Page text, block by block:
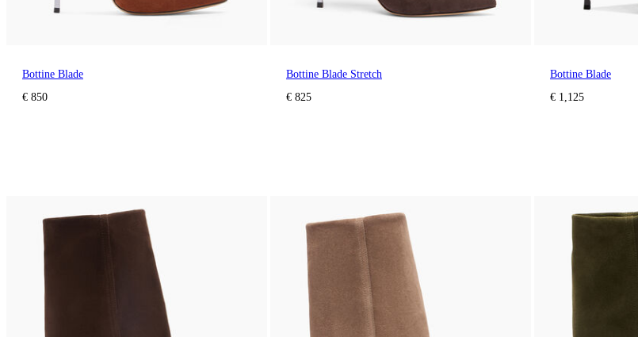
Bottine Blade
€ 850
Bottine Blade Stretch
€ 825
Bottine Blade
€ 1,125